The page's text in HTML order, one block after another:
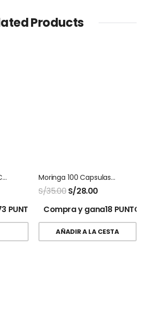
Products
Fat Grabbers Nf 120 Capsulas Natures Sunshine Moringa 100 Capsulas Naturalmaxx
S/35.00 S/28.00
Compra y gana18
AÑADIR A LA CESTA